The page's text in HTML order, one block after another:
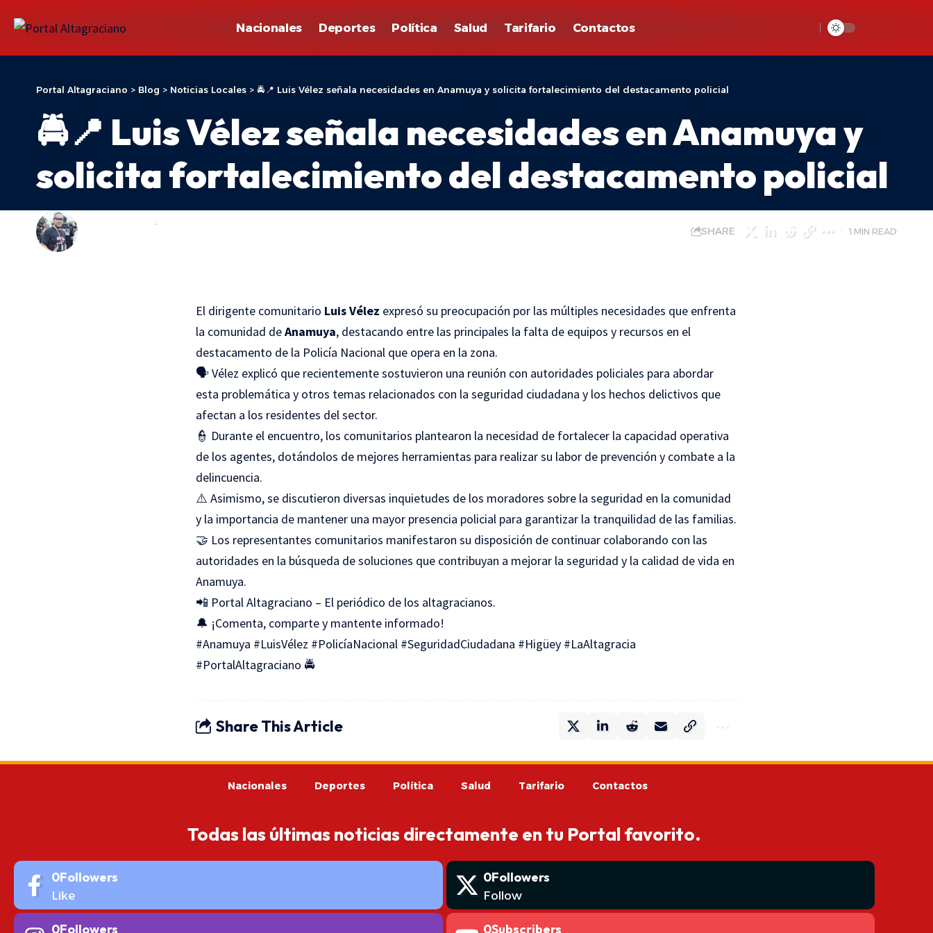
Nacionales Deportes Política Salud Tarifario Contactos
Portal Altagraciano > Blog > Noticias Locales > 🚔📍 Luis Vélez señala necesidades en Anamuya y solicita fortalecimiento del destacamento policial
🚔📍 Luis Vélez señala necesidades en Anamuya y
solicita fortalecimiento del destacamento policial
LAST UPDATED: 10 DE JUNIO DE 2026 13:36
ADONIS ARACHE
SHARE 1 MIN READ
El dirigente comunitario Luis Vélez expresó su preocupación por las múltiples necesidades que enfrenta
la comunidad deAnamuya, destacando entre las principales la falta de equipos y recursos en el
destacamento de la Policía Nacional que opera en la zona.
🗣️ Vélez explicó que recientemente sostuvieron una reunión con autoridades policiales para abordar
esta problemática y otros temas relacionados con la seguridad ciudadana y los hechos delictivos que
afectan a los residentes del sector.
👮 Durante el encuentro, los comunitarios plantearon la necesidad de fortalecer la capacidad operativa
de los agentes, dotándolos de mejores herramientas para realizar su labor de prevención y combate a la
delincuencia.
⚠️ Asimismo, se discutieron diversas inquietudes de los moradores sobre la seguridad en la comunidad
y la importancia de mantener una mayor presencia policial para garantizar la tranquilidad de las familias.
🤝 Los representantes comunitarios manifestaron su disposición de continuar colaborando con las
autoridades en la búsqueda de soluciones que contribuyan a mejorar la seguridad y la calidad de vida en
Anamuya.
📲 Portal Altagraciano – El periódico de los altagracianos.
🔔 ¡Comenta, comparte y mantente informado!
#Anamuya #LuisVélez #PolicíaNacional #SeguridadCiudadana #Higüey #LaAltagracia
#PortalAltagraciano 🚔
Share This Article
Nacionales Deportes Política Salud Tarifario Contactos
Todas las últimas noticias directamente en tu Portal favorito.
0Followers
Like
0Followers
Follow
0Followers 0Subscribers